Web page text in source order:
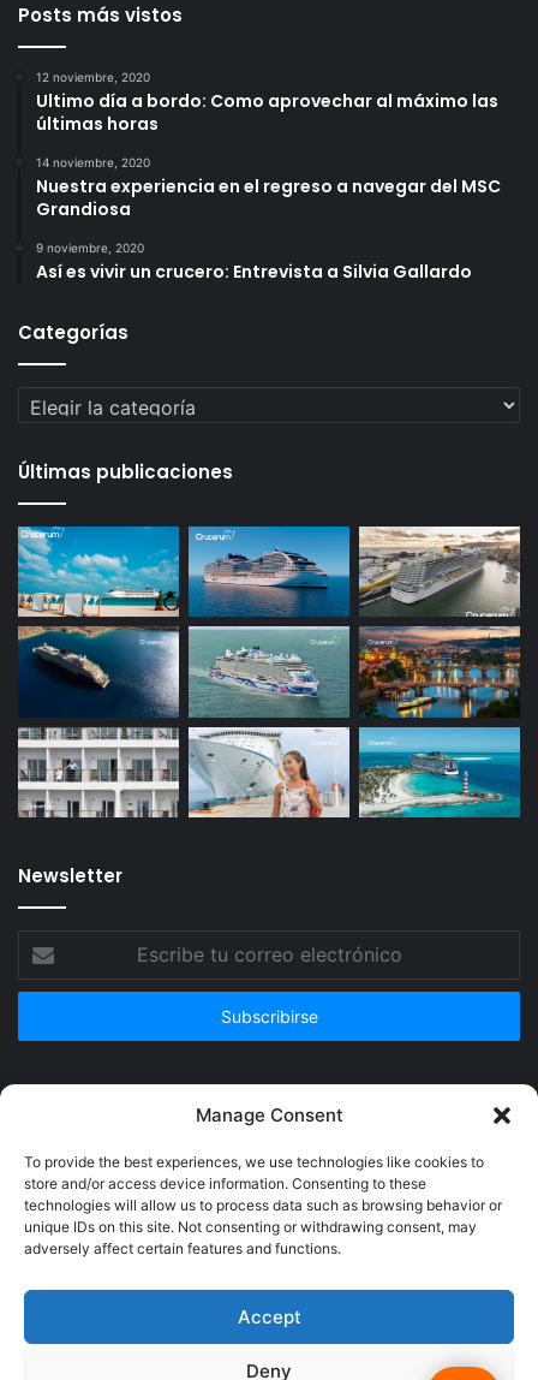
Manage Consent
To provide the best experiences, we use technologies like cookies to
store and/or access device information. Consenting to these
technologies will allow us to process data such as browsing behavior or
unique IDs on this site. Not consenting or withdrawing consent, may
adversely affect certain features and functions.
Accept
Deny
Posts más vistos
12 noviembre, 2020
Ultimo día a bordo: Como aprovechar al máximo las
últimas horas
14 noviembre, 2020
Nuestra experiencia en el regreso a navegar del MSC
Grandiosa
9 noviembre, 2020
Así es vivir un crucero: Entrevista a Silvia Gallardo
Categorías
Categorías
Últimas publicaciones
Newsletter
correo
© Copyright 2026, Todos los derechos reservados @Crucerum |